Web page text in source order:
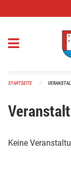
STARTSEITE
Keine